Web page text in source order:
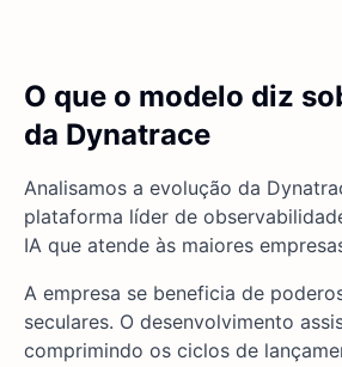
O que o modelo diz
da Dynatrace
Analisamos a evolução da
plataforma líder de
IA que atende às maiores
A empresa se beneficia de
seculares. O desenvolvimento
comprimindo os ciclos de